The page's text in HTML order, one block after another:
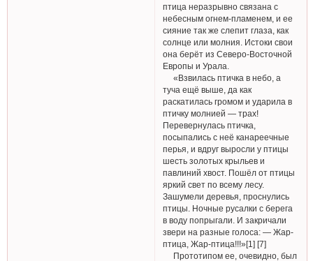
птица неразрывно связана с
небесным огнем-пламенем, и ее
сияние так же слепит глаза, как
солнце или молния. Истоки свои
она берёт из Северо-Восточной
Европы и Урала.
«Взвилась птичка в небо, а
туча ещё выше, да как
раскатилась громом и ударила в
птичку молнией — трах!
Перевернулась птичка,
посыпались с неё канареечные
перья, и вдруг выросли у птицы
шесть золотых крыльев и
павлиний хвост. Пошёл от птицы
яркий свет по всему лесу.
Зашумели деревья, проснулись
птицы. Ночные русалки с берега
в воду попрыгали. И закричали
звери на разные голоса: — Жар-
птица, Жар-птица!!!»[1] [7]
Прототипом ее, очевидно, был